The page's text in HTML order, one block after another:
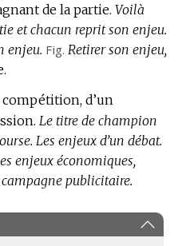
de la partie. Voilà
et chacun reprit son enjeu.
enjeu. Fig. Retirer son enjeu,
compétition, d’un
Le titre de champion
Les enjeux d’un débat.
enjeux économiques,
campagne publicitaire.